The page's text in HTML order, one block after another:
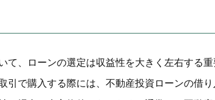
て、ローンの選定は収益性を大きく左右する重
引で購入する際には、不動産投資ローンの借